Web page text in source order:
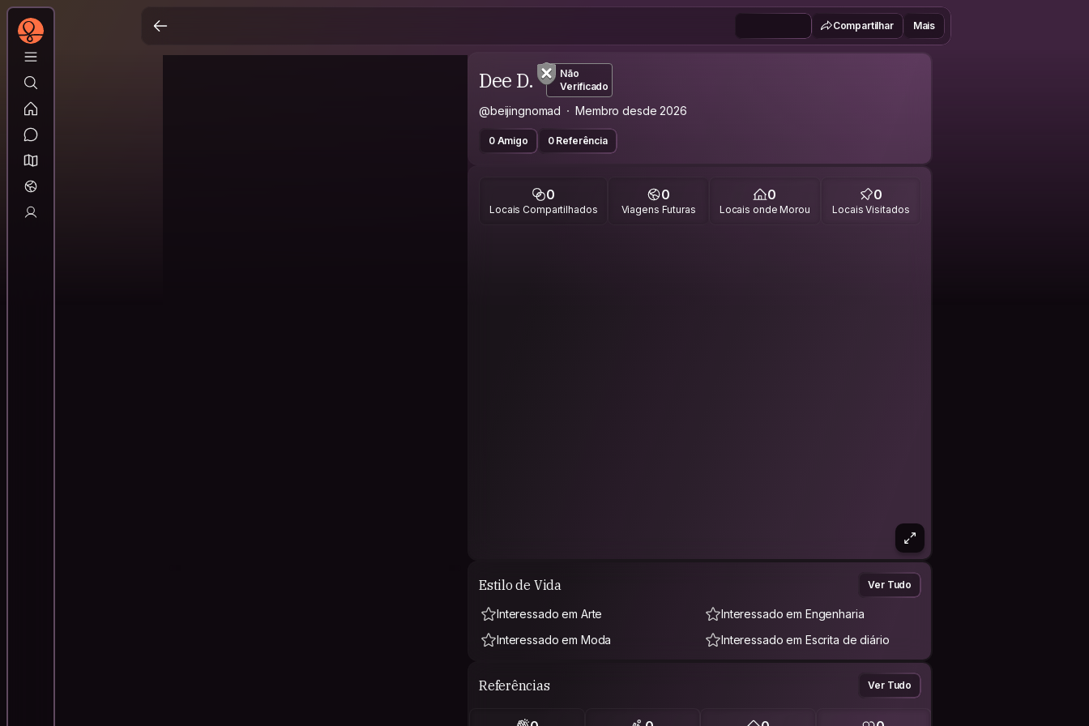
Compartilhar Mais
Dee D.
Não
Verificado
@beijingnomad Membro desde 2026
0 Amigo 0 Referência
0
Locais Compartilhados
0
Viagens Futuras
0
Locais onde Morou
0
Locais Visitados
Estilo de Vida Ver Tudo
Interessado em Arte
Interessado em Engenharia
Interessado em Moda
Interessado em Escrita de diário
Referências Ver Tudo